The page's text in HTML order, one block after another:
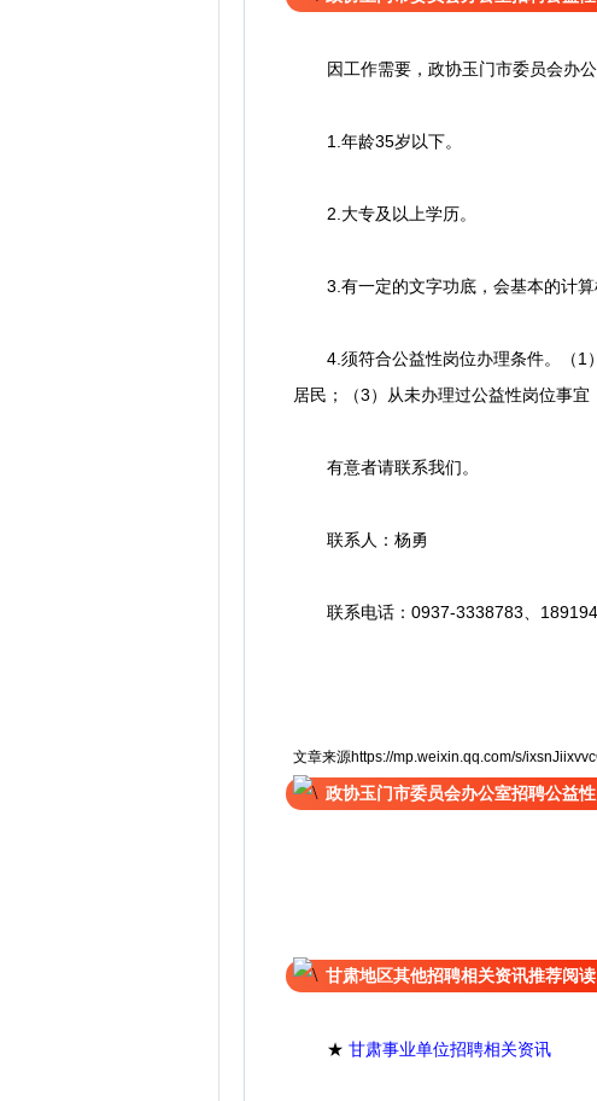
因工作需要，政协玉门市委员会办公
1.年龄35岁以下。
2.大专及以上学历。
3.有一定的文字功底，会基本的计算
4.须符合公益性岗位办理条件。（1）
居民；（3）从未办理过公益性岗位事宜
有意者请联系我们。
联系人：杨勇
联系电话：0937-3338783、
文章来源https://mp.weixin.qq.com/s/
政协玉门市委员会办公室招聘公益
甘肃地区其他招聘相关资讯推荐阅读
★ 甘肃事业单位招聘相关资讯